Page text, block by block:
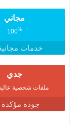
مجاني
100%
خدمات
جدي
ملفات شخصية
جودة مؤكدة